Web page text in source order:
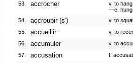
53.
accrocher
v. to
—e,
54.
accroupir (s')
v. to
55.
accueillir
v. to
56.
accumuler
v. to
57.
accusation
f.